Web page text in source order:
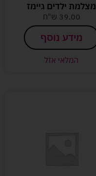
מצלמת ילדים גיימז
39.00 ש"ח
מידע נוסף
המלאי אזל